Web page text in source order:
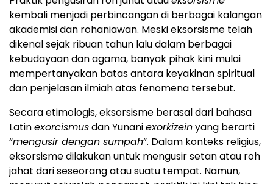
kembali menjadi perbincangan di berbagai kalangan
akademisi dan rohaniawan. Meski eksorsisme telah
dikenal sejak ribuan tahun lalu dalam berbagai
kebudayaan dan agama, banyak pihak kini mulai
mempertanyakan batas antara keyakinan spiritual
dan penjelasan ilmiah atas fenomena tersebut.
Secara etimologis, eksorsisme berasal dari bahasa
Latinexorcismusdan Yunaniexorkizeinyang berarti
“mengusir dengan sumpah”. Dalam konteks religius,
eksorsisme dilakukan untuk mengusir setan atau roh
jahat dari seseorang atau suatu tempat. Namun,